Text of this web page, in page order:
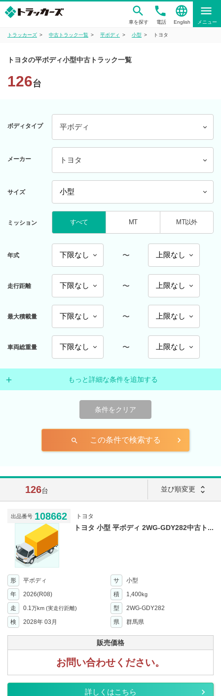
車を探す
phone
電話
language
English
menu
メニュー
トラッカーズ 中古トラック一覧 平ボディ 小型 トヨタ
トヨタの平ボディ小型中古トラック一覧
126台
ボディタイプ 平ボディ
メーカー トヨタ
サイズ
ミッション すべて MT MT以外
年式 〜
走行距離 〜
最大積載量 〜
車両総重量 〜
もっと詳細な条件を追加する
条件をクリア
search この条件で検索する
126台 並び順変更 unfold_more
出品番号 108662 トヨタ
トヨタ 小型 平ボディ 2WG-GDY282中古ト...
形 平ボディ サ
小型
年
2026(R08) 積 1,400kg
走 0.1万km (実走行距離) 型
2WG-GDY282
検
2028年 03月 県 群馬県
販売価格
お問い合わせください。
詳しくはこちら